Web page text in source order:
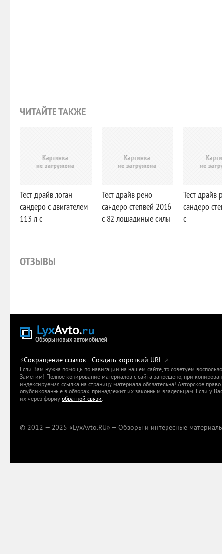
ЧИТАЙТЕ ТАКЖЕ
Тест драйв логан
сандеро с двигателем
113 л с
Тест драйв рено
сандеро степвей 2016
с 82 лошадиные силы
Тест драйв
сандеро
с
ОТЗЫВЫ
⚡Сокращение ссылок - Создать короткий URL ↗
Если Вам нужна помощь по навигации на нашем сайте, то советуем
Заметим! Полное копирование материалов с сайта запрещено, при
индексируемая ссылка на страницу материала обязательна! Авторское
опубликованные в обзорах, принадлежит их законным владельцам. Если у
их через форму обратной связи.
© 2012 — 2025 «LyxAvto.RU» — Обзоры и интересные